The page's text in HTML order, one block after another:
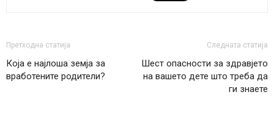
Претходна статија
Која е најлоша земја за
вработените родители?
Следната статија
Шест опасности за здравјето
на вашето дете што треба да
ги знаете